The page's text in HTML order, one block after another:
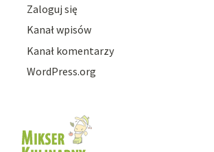
Zaloguj się
Kanał wpisów
Kanał komentarzy
WordPress.org